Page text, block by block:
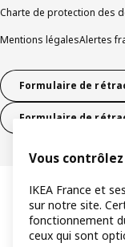
Charte de protection des
Mentions légalesAlertes
Formulaire de
Formulaire de
Vous
IKEA France et
sur notre site.
fonctionnement
ceux qui sont